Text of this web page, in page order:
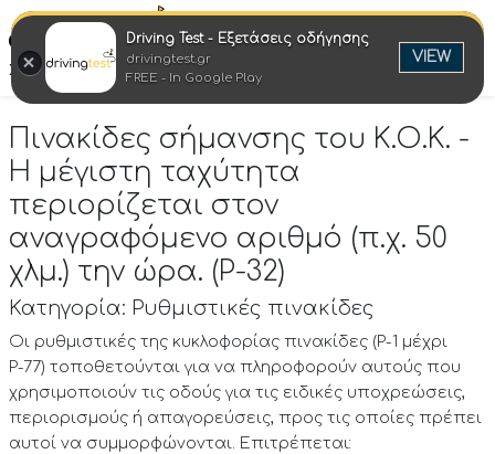
Στροφή στην επιτυχία
Πινακίδες σήμανσης του Κ.Ο.Κ. -
Η μέγιστη ταχύτητα
περιορίζεται στον
αναγραφόμενο αριθμό (π.χ. 50
χλμ.) την ώρα. (P-32)
Κατηγορία: Ρυθμιστικές πινακίδες
Οι ρυθμιστικές της κυκλοφορίας πινακίδες (Ρ-1 μέχρι
Ρ-77) τοποθετούνται για να πληροφορούν αυτούς που
χρησιμοποιούν τις οδούς για τις ειδικές υποχρεώσεις,
περιορισμούς ή απαγορεύσεις, προς τις οποίες πρέπει
αυτοί να συμμορφώνονται. Επιτρέπεται:
Driving Test - Εξετάσεις οδήγησης
drivingtest.gr
FREE - In Google Play
VIEW